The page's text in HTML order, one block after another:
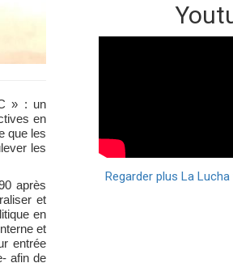
» : un
en
que les
les
après
et
en
et
entrée
afin de
Regarder plus La